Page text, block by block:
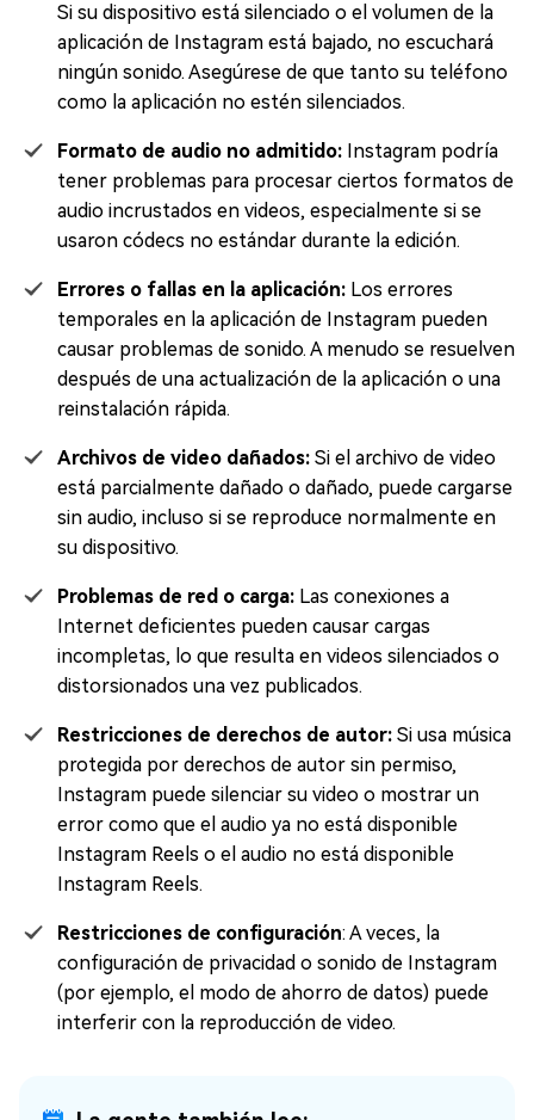
Si su dispositivo está silenciado o el volumen de la
aplicación de Instagram está bajado, no escuchará
ningún sonido. Asegúrese de que tanto su teléfono
como la aplicación no estén silenciados.
Formato de audio no admitido: Instagram podría
tener problemas para procesar ciertos formatos de
audio incrustados en videos, especialmente si se
usaron códecs no estándar durante la edición.
Errores o fallas en la aplicación: Los errores
temporales en la aplicación de Instagram pueden
causar problemas de sonido. A menudo se resuelven
después de una actualización de la aplicación o una
reinstalación rápida.
Archivos de video dañados: Si el archivo de video
está parcialmente dañado o dañado, puede cargarse
sin audio, incluso si se reproduce normalmente en
su dispositivo.
Problemas de red o carga: Las conexiones a
Internet deficientes pueden causar cargas
incompletas, lo que resulta en videos silenciados o
distorsionados una vez publicados.
Restricciones de derechos de autor: Si usa música
protegida por derechos de autor sin permiso,
Instagram puede silenciar su video o mostrar un
error como que el audio ya no está disponible
Instagram Reels o el audio no está disponible
Instagram Reels.
Restricciones de configuración: A veces, la
configuración de privacidad o sonido de Instagram
(por ejemplo, el modo de ahorro de datos) puede
interferir con la reproducción de video.